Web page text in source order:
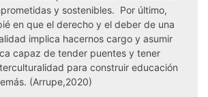
y sostenibles. Por último,
en que el derecho y el deber de una
implica hacernos cargo y asumir
capaz de tender puentes y tener
para construir educación
(Arrupe,2020)